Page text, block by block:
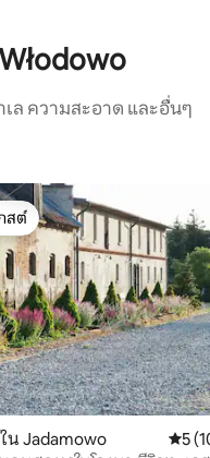
ล ความสะอาด และอื่นๆ
รีวิว
ต์ที่สุด
สต์
น Jadamowo คะแน
5